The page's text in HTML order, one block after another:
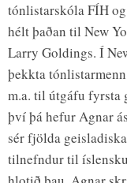
tónlistarskóla FÍH
hélt þaðan til New
Larry Goldings. Í
þekkta
m.a. til útgáfu fyrsta
því þá hefur Agnar
sér fjölda
tilnefndur til